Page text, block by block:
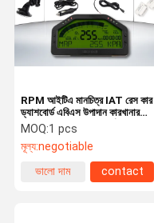
RPM আইটিএ মানচিত্র IAT রেস কার
ড্যাশবোর্ড এবিএস উপাদান কারখানার
জন্য ইলেকট্রনিক ড্যাশবোর্ড
MOQ:1 pcs
মূল্য:negotiable
ভালো দাম
contact